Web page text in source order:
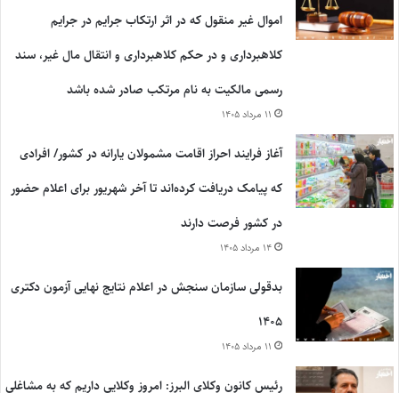
اموال غیر منقول که در اثر ارتکاب جرایم در جرایم
کلاهبرداری و در حکم کلاهبرداری و انتقال مال غیر، سند
رسمی مالکیت به نام مرتکب صادر شده باشد
۱۱ مرداد ۱۴۰۵
آغاز فرایند احراز اقامت مشمولان یارانه در کشور/ افرادی
که پیامک دریافت کرده‌اند تا آخر شهریور برای اعلام حضور
در کشور فرصت دارند
۱۴ مرداد ۱۴۰۵
بدقولی سازمان سنجش در اعلام نتایج نهایی آزمون دکتری
۱۴۰۵
۱۱ مرداد ۱۴۰۵
رئیس کانون وکلای البرز: امروز وکلایی داریم که به مشاغلی